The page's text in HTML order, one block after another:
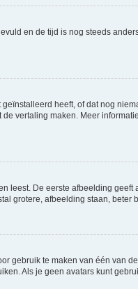
en de tijd is nog steeds
heeft, of dat nog
vertaling maken. Meer
leest. De eerste afbeelding
grotere, afbeelding staan,
gebruik te maken van één van
Als je geen avatars kunt